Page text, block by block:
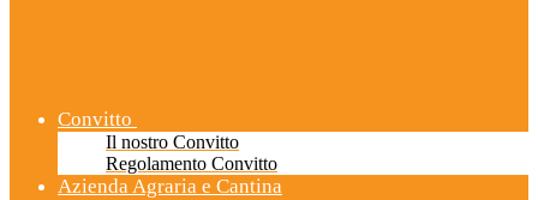
Convitto
Il nostro Convitto
Regolamento Convitto
Azienda Agraria e Cantina